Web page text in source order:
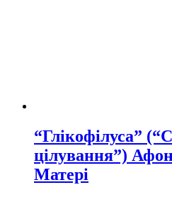
“Глікофілуса”
цілування”)
Матері